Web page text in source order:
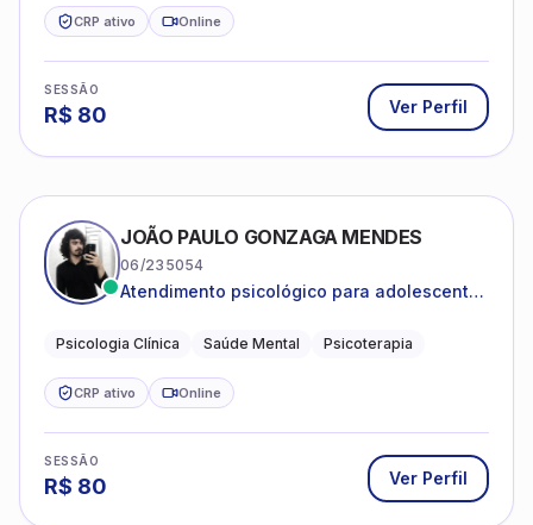
CRP ativo Online
SESSÃO
R$ 80 Ver Perfil
JOÃO PAULO GONZAGA MENDES
06/235054
Atendimento psicológico para adolescentes
depressão e autoestima.
Psicologia Clínica Saúde Mental Psicoterapia
CRP ativo Online
SESSÃO
R$ 80 Ver Perfil